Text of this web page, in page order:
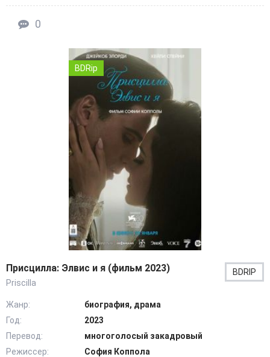
0
BDRip
Присцилла: Элвис и я (фильм 2023)
Priscilla
BDRIP
Жанр:
биография, драма
Год:
2023
Перевод:
многоголосый закадровый
Режиссер:
София Коппола